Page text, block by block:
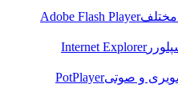
Adobe Flash Player
Internet Explorer
و صوتیPotPlayer